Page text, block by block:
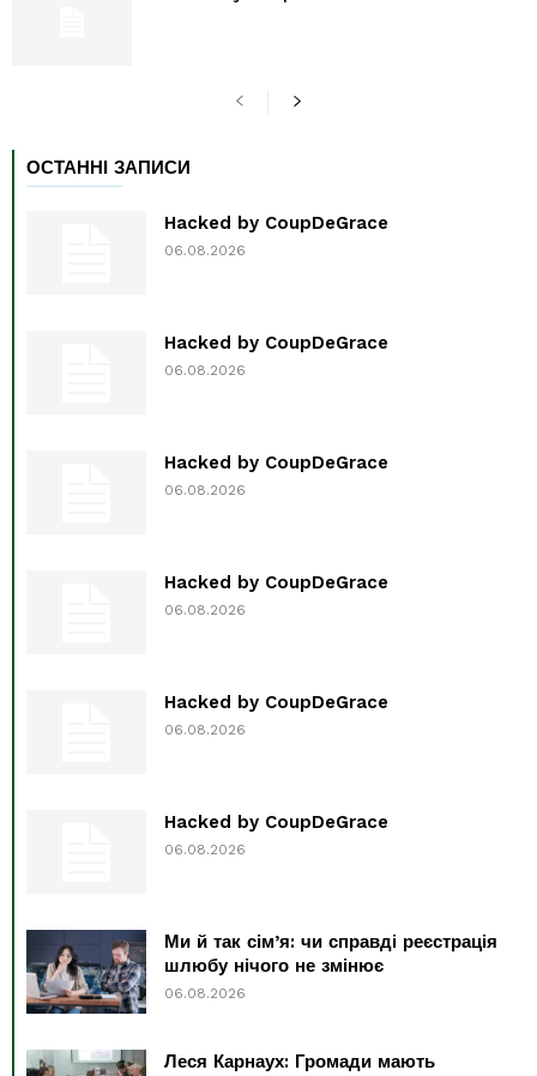
ОСТАННІ ЗАПИСИ
Hacked by CoupDeGrace
06.08.2026
Hacked by CoupDeGrace
06.08.2026
Hacked by CoupDeGrace
06.08.2026
Hacked by CoupDeGrace
06.08.2026
Hacked by CoupDeGrace
06.08.2026
Hacked by CoupDeGrace
06.08.2026
Ми й так сім’я: чи справді реєстрація
шлюбу нічого не змінює
06.08.2026
Леся Карнаух: Громади мають